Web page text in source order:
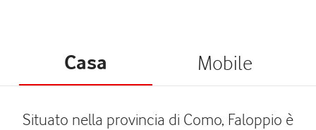
Casa Mobile
Situato nella provincia di Como, Faloppio è